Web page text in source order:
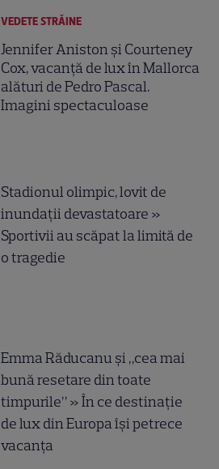
VEDETE STRĂINE
Jennifer Aniston și Courteney
Cox, vacanță de lux în Mallorca
alături de Pedro Pascal.
Imagini spectaculoase
Stadionul olimpic, lovit de
inundații devastatoare »
Sportivii au scăpat la limită de
o tragedie
Emma Răducanu și „cea mai
bună resetare din toate
timpurile” » În ce destinație
de lux din Europa își petrece
vacanța